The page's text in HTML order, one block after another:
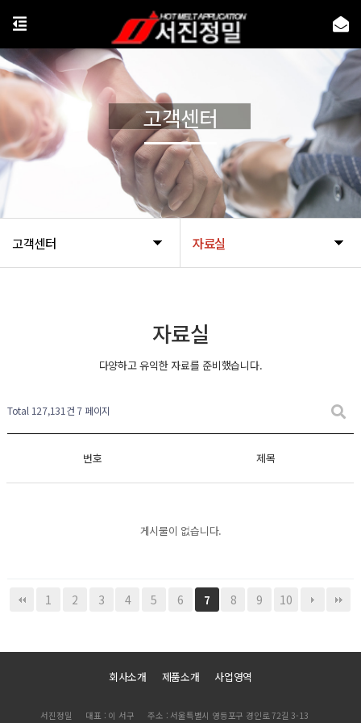
고객센터 자료실
고객센터
자료실
다양하고 유익한 자료를 준비했습니다.
Total 127,131건 7 페이지
번호 제목
게시물이 없습니다.
1 2 3 4 5 6 7 8 9 10
회사소개 제품소개 사업영역
서진정밀 대표 : 이 서구
주소 : 서울특별시 영등포구 경인로 72길 3-13